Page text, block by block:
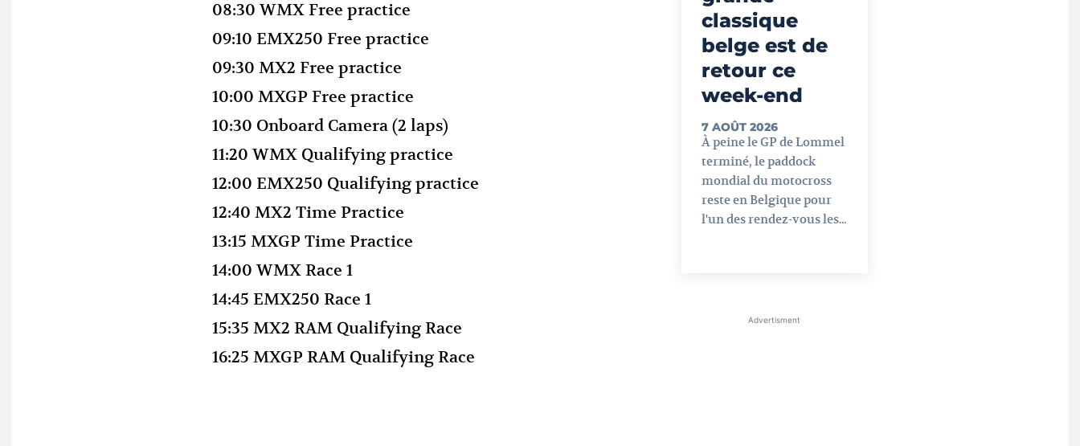
08:30 WMX Free practice
09:10 EMX250 Free practice
09:30 MX2 Free practice
10:00 MXGP Free practice
10:30 Onboard Camera (2 laps)
11:20 WMX Qualifying practice
12:00 EMX250 Qualifying practice
12:40 MX2 Time Practice
13:15 MXGP Time Practice
14:00 WMX Race 1
14:45 EMX250 Race 1
15:35 MX2 RAM Qualifying Race
16:25 MXGP RAM Qualifying Race
classique
belge est de
retour ce
week-end
7 AOÛT 2026
À peine le GP de Lommel
terminé, le paddock
mondial du motocross
reste en Belgique pour
l'un des rendez-vous les...
Advertisment